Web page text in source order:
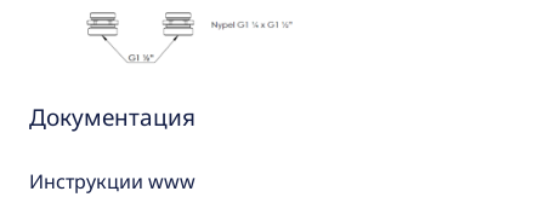
Документация
Инструкции www